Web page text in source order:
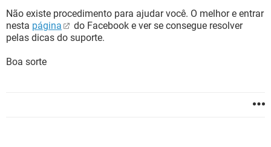
Não existe procedimento para ajudar você. O melhor e entrar
nesta página
do Facebook e ver se consegue resolver
pelas dicas do suporte.
Boa sorte